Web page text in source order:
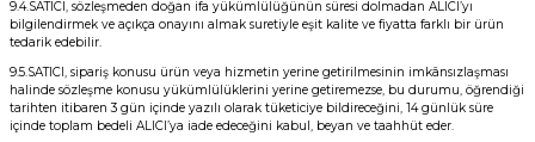
9.4.SATICI, sözleşmeden doğan ifa yükümlülüğünün süresi dolmadan ALICI’yı
bilgilendirmek ve açıkça onayını almak suretiyle eşit kalite ve fiyatta farklı bir ürün
tedarik edebilir.
9.5.SATICI, sipariş konusu ürün veya hizmetin yerine getirilmesinin imkânsızlaşması
halinde sözleşme konusu yükümlülüklerini yerine getiremezse, bu durumu, öğrendiği
tarihten itibaren 3 gün içinde yazılı olarak tüketiciye bildireceğini, 14 günlük süre
içinde toplam bedeli ALICI’ya iade edeceğini kabul, beyan ve taahhüt eder.